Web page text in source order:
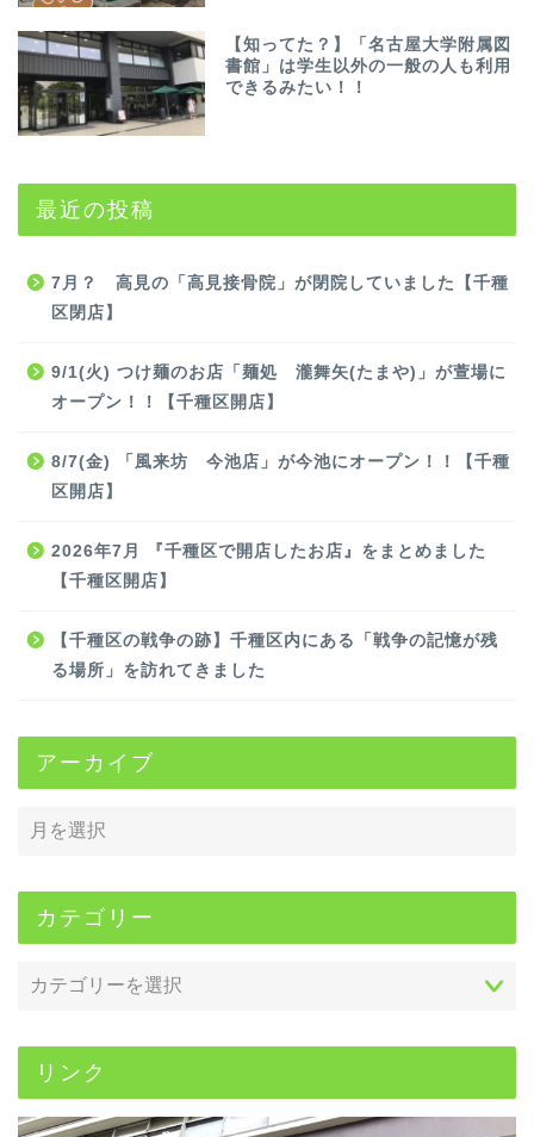
【知ってた？】「名古屋大学附属図
書館」は学生以外の一般の人も利用
できるみたい！！
最近の投稿
7月？ 高見の「高見接骨院」が閉院していました【千種
区閉店】
9/1(火) つけ麺のお店「麺処 瀧舞矢(たまや)」が萱場に
オープン！！【千種区開店】
8/7(金) 「風来坊 今池店」が今池にオープン！！【千種
区開店】
2026年7月 『千種区で開店したお店』をまとめました
【千種区開店】
【千種区の戦争の跡】千種区内にある「戦争の記憶が残
る場所」を訪れてきました
アーカイブ
カテゴリー
リンク